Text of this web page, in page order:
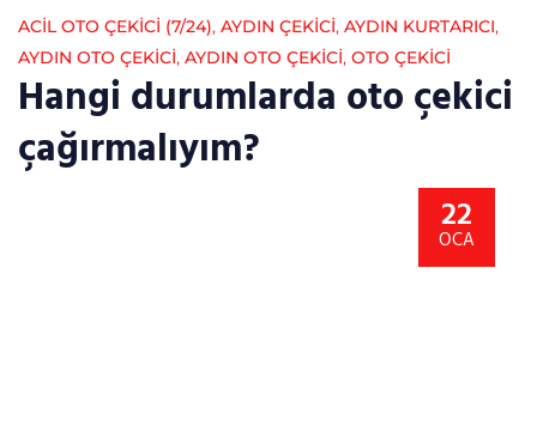
ACİL OTO ÇEKİCİ (7/24), AYDIN ÇEKICI, AYDIN KURTARICI,
AYDIN OTO ÇEKICI, AYDIN OTO ÇEKICI, OTO ÇEKICI
Hangi durumlarda oto çekici
çağırmalıyım?
22
OCA